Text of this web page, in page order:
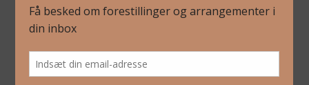
Kalender
Dansk